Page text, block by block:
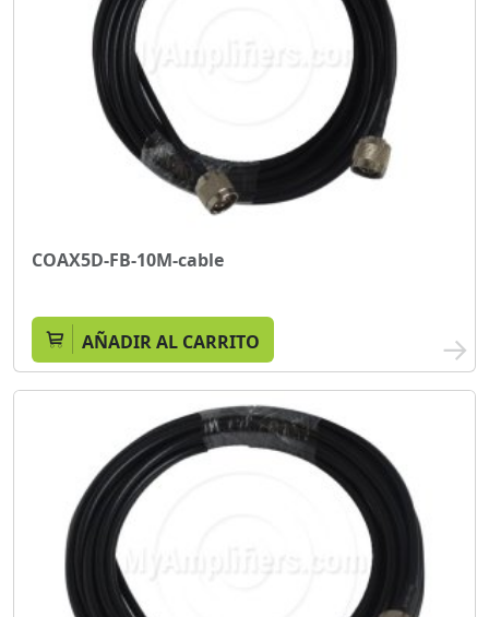
COAX5D-FB-10M-cable
AÑADIR AL CARRITO